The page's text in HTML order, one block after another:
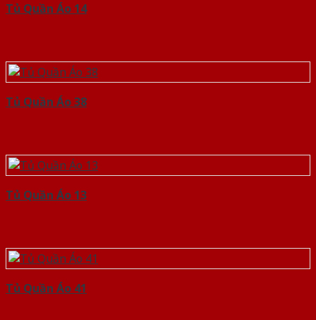
Tủ Quần Áo 14
Tủ Quần Áo 38
Tủ Quần Áo 13
Tủ Quần Áo 41